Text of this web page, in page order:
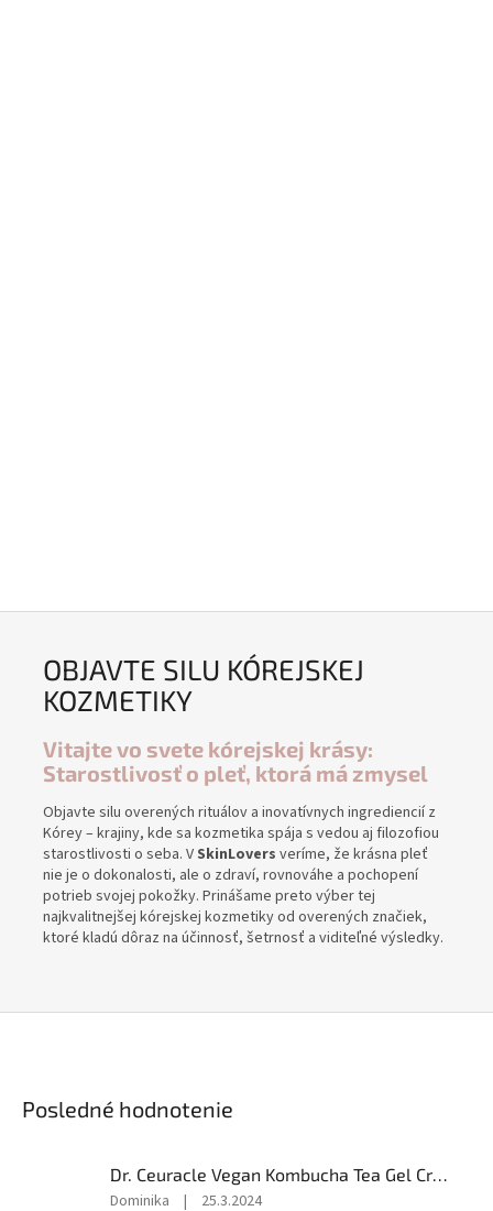
OBJAVTE SILU KÓREJSKEJ
KOZMETIKY
Vitajte vo svete kórejskej krásy:
Starostlivosť o pleť, ktorá má zmysel
Objavte silu overených rituálov a inovatívnych ingrediencií z
Kórey – krajiny, kde sa kozmetika spája s vedou aj filozofiou
starostlivosti o seba. V SkinLovers veríme, že krásna pleť
nie je o dokonalosti, ale o zdraví, rovnováhe a pochopení
potrieb svojej pokožky. Prinášame preto výber tej
najkvalitnejšej kórejskej kozmetiky od overených značiek,
ktoré kladú dôraz na účinnosť, šetrnosť a viditeľné výsledky.
Posledné hodnotenie
Dr. Ceuracle Vegan Kombucha Tea Gel Cream 75g
Hodnotenie
Dominika |
25.3.2024